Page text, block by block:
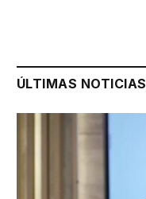
ÚLTIMAS NOTICIAS